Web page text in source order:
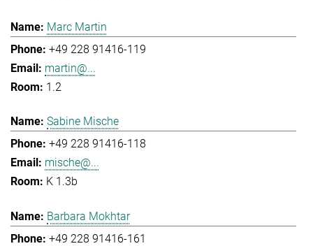
Marc Martin
+49 228 91416-119
martin@...
1.2
Sabine Mische
+49 228 91416-118
mische@...
K 1.3b
Barbara Mokhtar
+49 228 91416-161